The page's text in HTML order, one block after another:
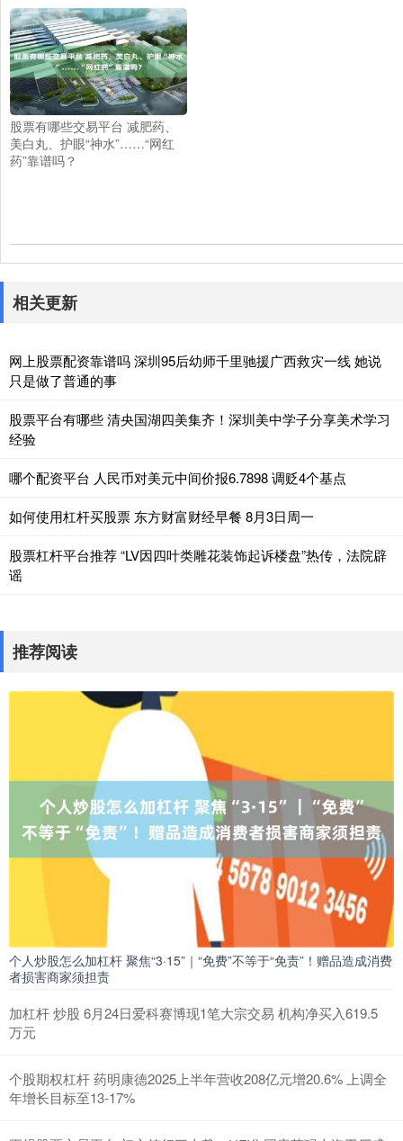
股票有哪些交易平台 减肥药、
美白丸、护眼“神水”……“网红
药”靠谱吗？
相关更新
网上股票配资靠谱吗 深圳95后幼师千里驰援广西救灾一线 她说
只是做了普通的事
股票平台有哪些 清央国湖四美集齐！深圳美中学子分享美术学习
经验
哪个配资平台 人民币对美元中间价报6.7898 调贬4个基点
如何使用杠杆买股票 东方财富财经早餐 8月3日周一
股票杠杆平台推荐 “LV因四叶类雕花装饰起诉楼盘”热传，法院辟
谣
推荐阅读
个人炒股怎么加杠杆 聚焦“3·15”｜“免费”不等于“免责”！赠品造成消费
者损害商家须担责
加杠杆 炒股 6月24日爱科赛博现1笔大宗交易 机构净买入619.5
万元
个股期权杠杆 药明康德2025上半年营收208亿元增20.6% 上调全
年增长目标至13-17%